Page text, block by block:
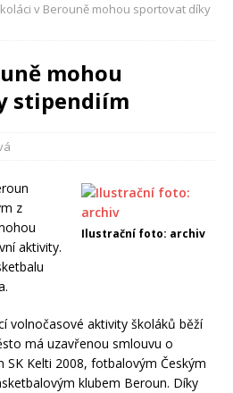
v Berouně mohou sportovat díky
mohou
stipendiím
Ilustrační foto: archiv
z
aktivity.
volnočasové aktivity školáků běží
má uzavřenou smlouvu o
SK Kelti 2008, fotbalovým Českým
klubem Beroun. Díky